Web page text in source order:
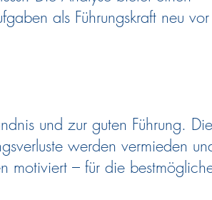
als Führungskraft neu vor
und zur guten Führung. Die
werden vermieden
motiviert – für die